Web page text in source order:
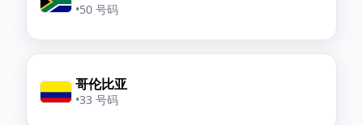
•50 号码
哥伦比亚
•33 号码